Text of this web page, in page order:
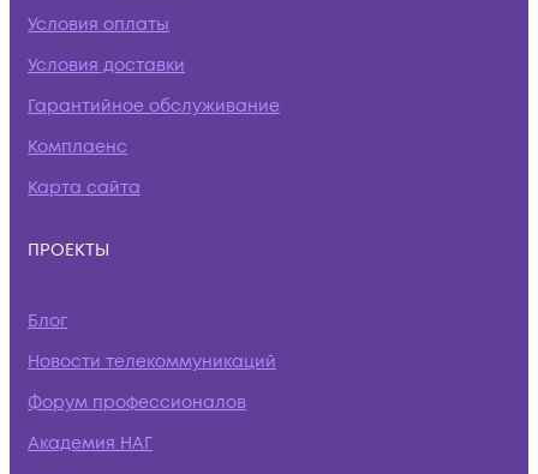
Условия оплаты
Условия доставки
Гарантийное обслуживание
Комплаенс
Карта сайта
ПРОЕКТЫ
Блог
Новости телекоммуникаций
Форум профессионалов
Академия НАГ